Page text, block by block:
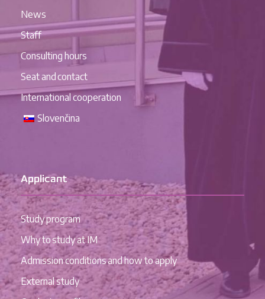
News
Staff
Consulting hours
Seat and contact
International cooperation
Slovenčina
Applicant
Study program
Why to study at IM
Admission conditions and how to apply
External study